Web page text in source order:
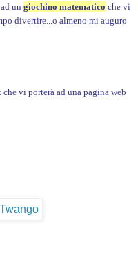
un giochino matematico che vi
divertire...o almeno mi auguro
vi porterà ad una pagina web